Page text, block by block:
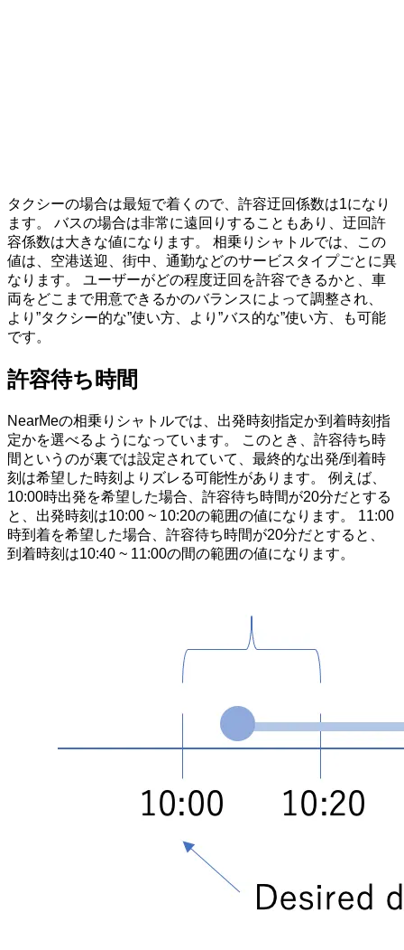
タクシーの場合は最短で着くので、許容迂回係数は1になり
ます。 バスの場合は非常に遠回りすることもあり、迂回許
容係数は大きな値になります。 相乗りシャトルでは、この
値は、空港送迎、街中、通勤などのサービスタイプごとに異
なります。 ユーザーがどの程度迂回を許容できるかと、車
両をどこまで用意できるかのバランスによって調整され、
より”タクシー的な”使い方、より”バス的な”使い方、も可能
です。
許容待ち時間
NearMeの相乗りシャトルでは、出発時刻指定か到着時刻指
定かを選べるようになっています。 このとき、許容待ち時
間というのが裏では設定されていて、最終的な出発/到着時
刻は希望した時刻よりズレる可能性があります。 例えば、
10:00時出発を希望した場合、許容待ち時間が20分だとする
と、出発時刻は10:00 ~ 10:20の範囲の値になります。 11:00
時到着を希望した場合、許容待ち時間が20分だとすると、
到着時刻は10:40 ~ 11:00の間の範囲の値になります。